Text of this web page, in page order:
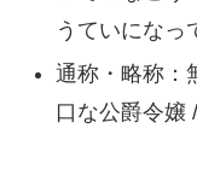
うていになっ
通称・略称：
口な公爵令嬢